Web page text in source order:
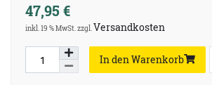
47,95 €
inkl. 19 % MwSt. zzgl.Versandkosten
In den Warenkorb